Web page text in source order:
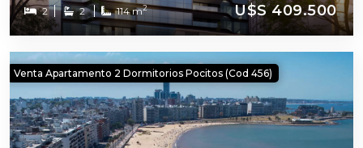
2 2 114 m2 U$S 409.500
Venta Apartamento 2 Dormitorios Pocitos (cod 456)